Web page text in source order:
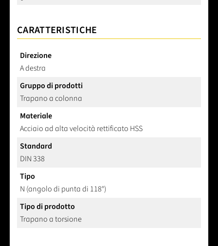
CARATTERISTICHE
Direzione
A destra
Gruppo di prodotti
Trapano a colonna
Materiale
Acciaio ad alta velocità rettificato HSS
Standard
DIN 338
Tipo
N (angolo di punta di 118°)
Tipo di prodotto
Trapano a torsione